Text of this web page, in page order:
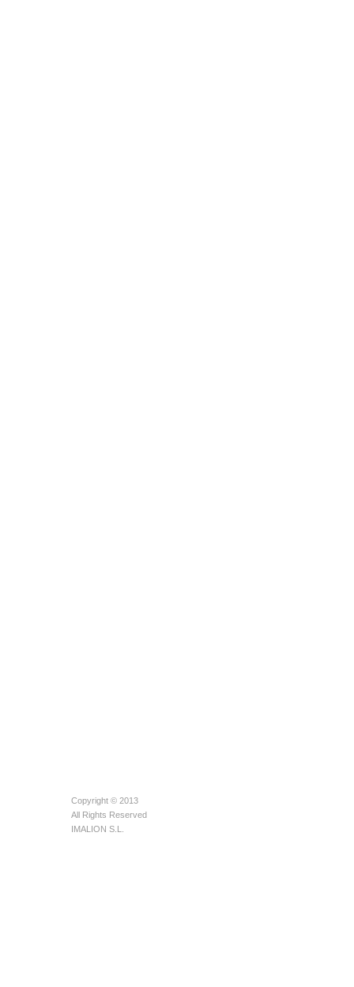
Copyright © 2013
All Rights Reserved
IMALION S.L.